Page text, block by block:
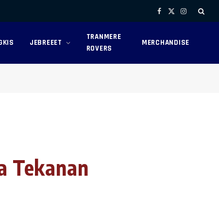
Facebook
X
Instagram
JEBREEET
TRANMERE
ROVERS
MERCHANDISE
Tekanan